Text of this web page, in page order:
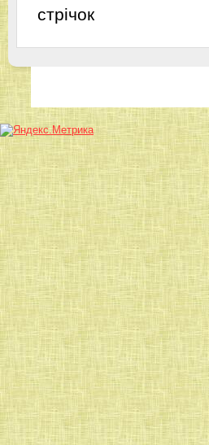
стрічок